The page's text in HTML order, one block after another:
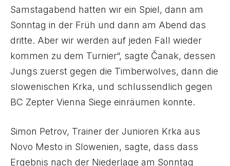
Samstagabend hatten wir ein Spiel, dann am
Sonntag in der Früh und dann am Abend das
dritte. Aber wir werden auf jeden Fall wieder
kommen zu dem Turnier“, sagte Čanak, dessen
Jungs zuerst gegen die Timberwolves, dann die
slowenischen Krka, und schlussendlich gegen
BC Zepter Vienna Siege einräumen konnte.
Simon Petrov, Trainer der Junioren Krka aus
Novo Mesto in Slowenien, sagte, dass dass
Ergebnis nach der Niederlage am Sonntag